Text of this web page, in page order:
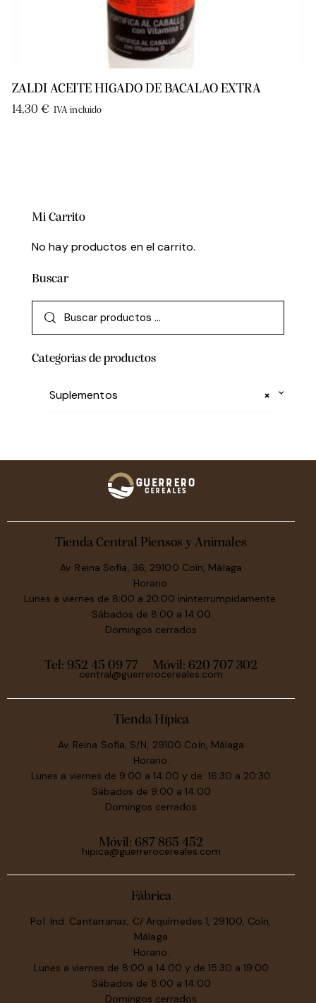
ZALDI ACEITE HIGADO DE BACALAO EXTRA
14,30 € IVA incluido
Mi Carrito
No hay productos en el carrito.
Buscar
Categorias de productos
×
Suplementos
Tienda Central Piensos y Animales
Av. Reina Sofía, 36, 29100 Coín, Málaga
Horario:
Lunes a viernes de 8:00 a 20:00 ininterrumpidamente.
Sábados de 8:00 a 14:00
Domingos cerrados
Tel: 952 45 09 77 Móvil: 620 707 302
central@guerrerocereales.com
Tienda Hípica
Av. Reina Sofía, S/N, 29100 Coín, Málaga
Horario:
Lunes a viernes de 9:00 a 14:00 y de 16:30 a 20:30
Sábados de 9:00 a 14:00
Domingos cerrados
Móvil: 687 865 452
hipica@guerrerocereales.com
Fábrica
Pol. Ind. Cantarranas, C/ Arquímedes 1, 29100, Coín,
Málaga
Horario:
Lunes a viernes de 8:00 a 14:00 y de 15:30 a 19:00
Sábados de 8:00 a 14:00
Domingos cerrados